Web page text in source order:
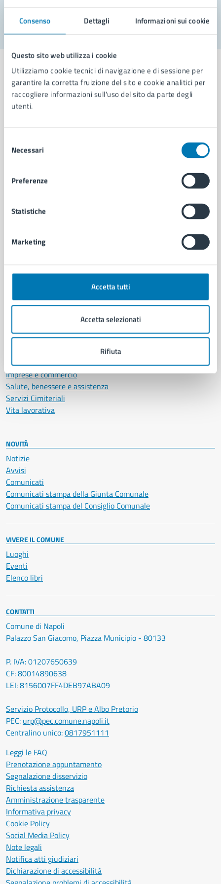
Consenso Dettagli Informazioni sui cookie
Questo sito web utilizza i cookie
Utilizziamo cookie tecnici di navigazione e di sessione per
garantire la corretta fruizione del sito e cookie analitici per
raccogliere informazioni sull'uso del sito da parte degli
utenti.
delNecessari
Preferenze
Statistiche
Marketing
Accetta tutti
Accetta selezionati
Rifiuta
Comune di Napoli
Aree amministrative
Uffici
Politici
Intranet, posta aziendale e protocollo
CATEGORIE DI SERVIZIO
Anagrafe e stato civile
Documenti e certificati
Giustizia e sicurezza pubblica
Imprese e commercio
Salute, benessere e assistenza
Servizi Cimiteriali
Vita lavorativa
NOVITÀ
Notizie
Avvisi
Comunicati
Comunicati stampa della Giunta Comunale
Comunicati stampa del Consiglio Comunale
VIVERE IL COMUNE
Luoghi
Eventi
Elenco libri
CONTATTI
Comune di Napoli
Palazzo San Giacomo, Piazza Municipio - 80133
P. IVA: 01207650639
CF: 80014890638
LEI: 8156007FF4DEB97ABA09
Servizio Protocollo, URP e Albo Pretorio
PEC: urp@pec.comune.napoli.it
Centralino unico:0817951111
Leggi le FAQ
Prenotazione appuntamento
Segnalazione disservizio
Richiesta assistenza
Amministrazione trasparente
Informativa privacy
Cookie Policy
Social Media Policy
Note legali
Notifica atti giudiziari
Dichiarazione di accessibilità